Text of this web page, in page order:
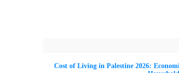
Cost of Living in Palestine 2026: